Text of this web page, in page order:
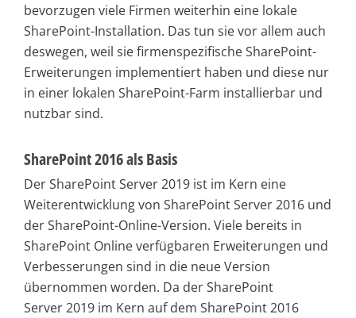
bevorzugen viele Firmen weiterhin eine lokale
SharePoint-Installation. Das tun sie vor allem auch
deswegen, weil sie firmenspezifische SharePoint-
Erweiterungen implementiert haben und diese nur
in einer lokalen SharePoint-Farm installierbar und
nutzbar sind.
SharePoint 2016 als Basis
Der SharePoint Server 2019 ist im Kern eine
Weiterentwicklung von SharePoint Server 2016 und
der SharePoint-Online-Version. Viele bereits in
SharePoint Online verfügbaren Erweiterungen und
Verbesserungen sind in die neue Version
übernommen worden. Da der SharePoint
Server 2019 im Kern auf dem SharePoint 2016